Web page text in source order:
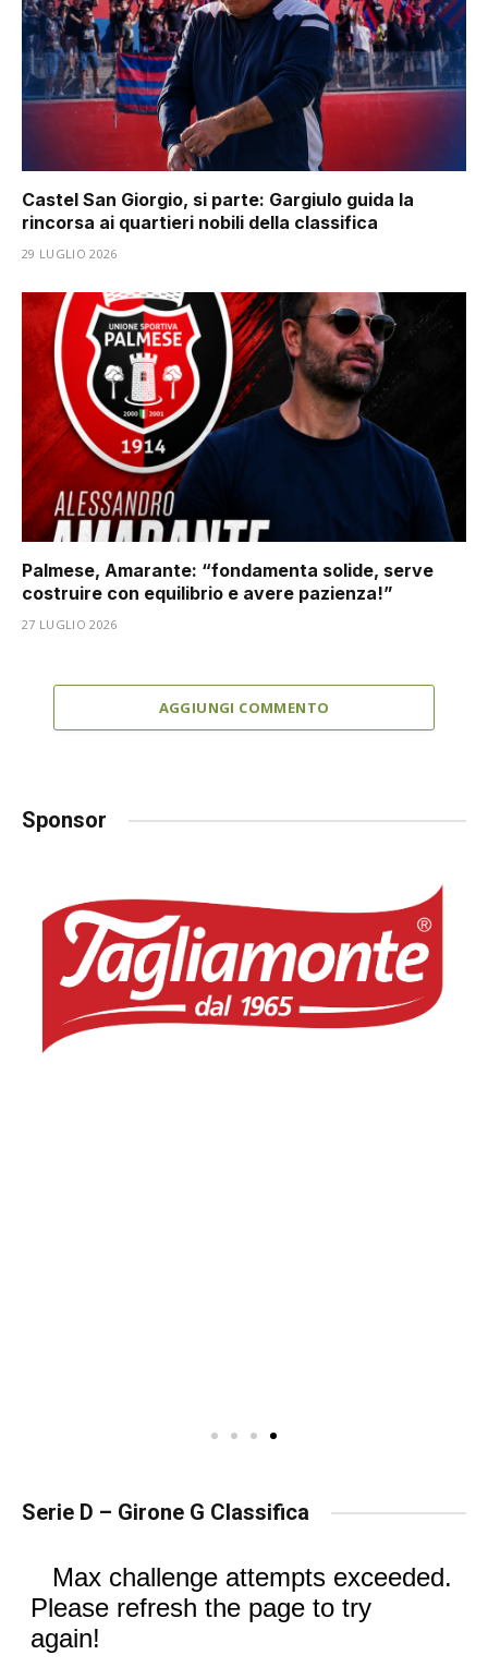
Castel San Giorgio, si parte: Gargiulo guida la
rincorsa ai quartieri nobili della classifica
29 LUGLIO 2026
Palmese, Amarante: “fondamenta solide, serve
costruire con equilibrio e avere pazienza!”
27 LUGLIO 2026
AGGIUNGI COMMENTO
Sponsor
Serie D – Girone G Classifica